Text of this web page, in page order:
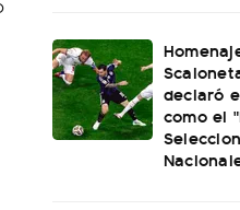
declaró
como el